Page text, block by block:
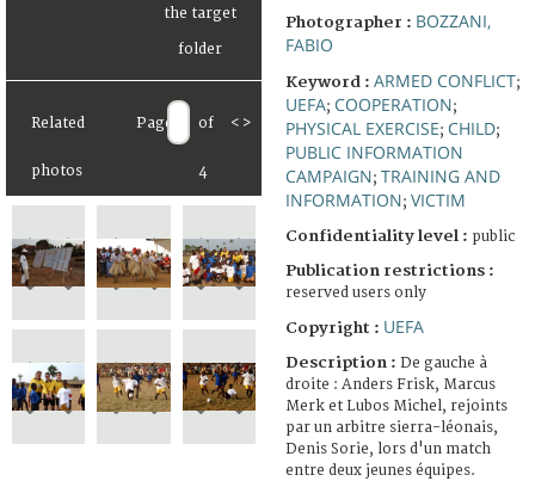
Related
photos
Page of
4
< >
Photographer : BOZZANI,
FABIO
Keyword : ARMED CONFLICT;
UEFA; COOPERATION;
PHYSICAL EXERCISE; CHILD;
PUBLIC INFORMATION
CAMPAIGN; TRAINING AND
INFORMATION; VICTIM
Confidentiality level : public
Publication restrictions :
reserved users only
Copyright : UEFA
Description : De gauche à
droite : Anders Frisk, Marcus
Merk et Lubos Michel, rejoints
par un arbitre sierra-léonais,
Denis Sorie, lors d'un match
entre deux jeunes équipes.